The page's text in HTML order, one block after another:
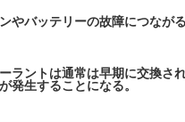
やバッテリーの故障につなが
ラントは通常は早期に交換さ
発生することになる。